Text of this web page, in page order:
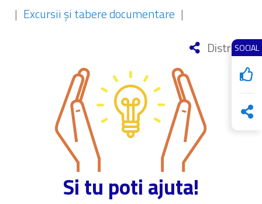
SOCIAL
| Excursii și tabere documentare |
Distribuie
Si tu poti ajuta!